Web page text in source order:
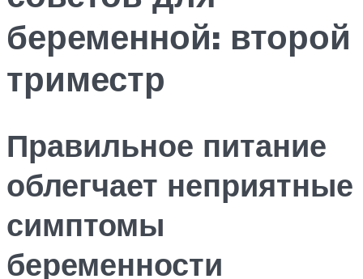
беременной: второй
триместр
Правильное питание
облегчает неприятные
симптомы
беременности